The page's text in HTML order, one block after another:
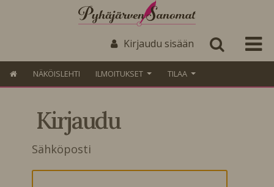
Kirjaudu sisään
NÄKÖISLEHTI ILMOITUKSET TILAA
Kirjaudu
Sähköposti